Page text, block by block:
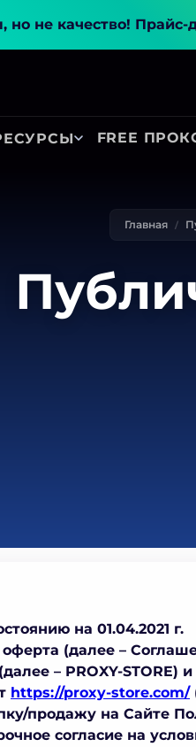
но не качество! Прайс-
FREE
Главная
на 01.04.2021 г.
(далее –
– PROXY-
https://proxy-store.com/
продажу на Сайте
согласие на